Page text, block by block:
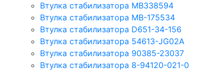
Втулка стабилизатора MB338594
Втулка стабилизатора MB-175534
Втулка стабилизатора D651-34-156
Втулка стабилизатора 54613-JG02A
Втулка стабилизатора 90385-23037
Втулка стабилизатора 8-94120-021-0